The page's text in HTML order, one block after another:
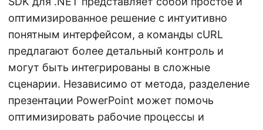
оптимизированное решение с интуитивно
понятным интерфейсом, а команды cURL
предлагают более детальный контроль и
могут быть интегрированы в сложные
сценарии. Независимо от метода, разделение
презентации PowerPoint может помочь
оптимизировать рабочие процессы и